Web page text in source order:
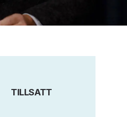
TILLSATT